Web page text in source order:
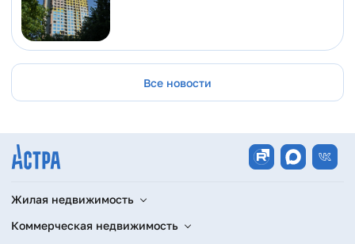
Все новости
Жилая недвижимость
Коммерческая недвижимость